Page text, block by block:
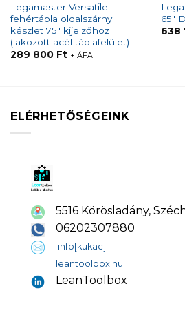
Legamaster Versatile
fehértábla oldalszárny
készlet 75″ kijelzőhöz
(lakozott acél táblafelület)
289 800 Ft + ÁFA
65″
638
ELÉRHETŐSÉGEINK
5516 Körösladány,
06202307880
info[kukac]
leantoolbox.hu
LeanToolbox